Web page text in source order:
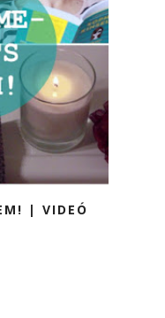
| VIDEÓ